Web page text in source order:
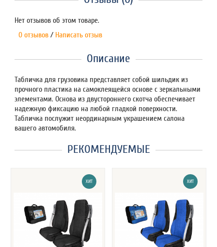
Нет отзывов об этом товаре.
0 отзывов / Написать отзыв
Описание
Табличка для грузовика представляет собой шильдик из
прочного пластика на самоклеящейся основе с зеркальными
элементами. Основа из двустороннего скотча обеспечивает
надежную фиксацию на любой гладкой поверхности.
Табличка послужит неординарным украшением салона
вашего автомобиля.
РЕКОМЕНДУЕМЫЕ
ХИТ ХИТ